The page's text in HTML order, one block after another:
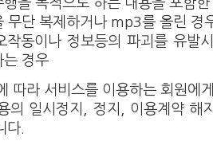
무단 복제하거나 mp3를 올린 경
작동이나 정보등의 파괴를 유발
는 경우
따라 서비스를 이용하는 회원에
의 일시정지, 정지, 이용계약 해
다.